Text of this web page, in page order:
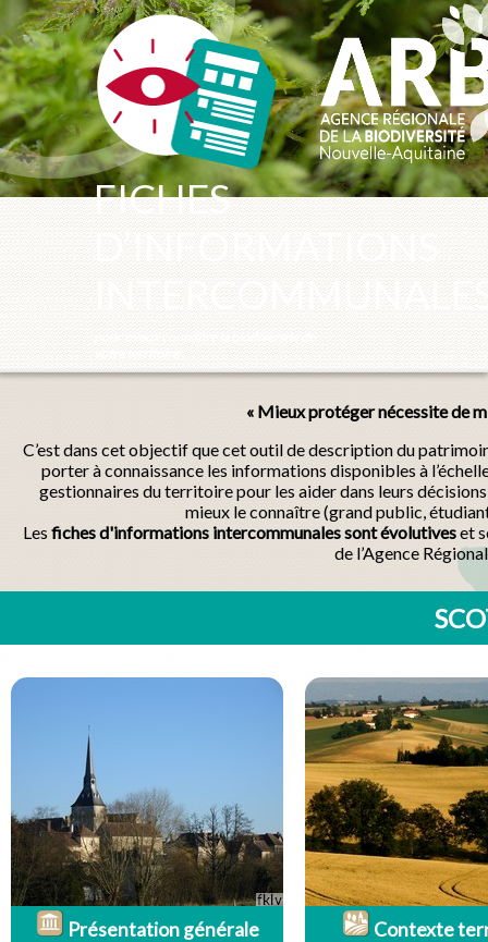
FICHES
« Mieux protéger nécessite de
C’est dans cet objectif que cet outil de description du
porter à connaissance les informations disponibles à
gestionnaires du territoire pour les aider dans leurs
mieux le connaître (grand public,
Les fiches d'informations intercommunales sont évolutiveset
de l’Agence
Présentation générale Contexte
Panneau de gestion des cookies